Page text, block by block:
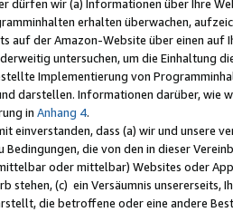
dürfen wir (a) Informationen über Ihre
erhalten überwachen,
auf der Amazon-Website über einen
untersuchen, um die Einhaltung
Implementierung von
darstellen. Informationen darüber, wie
in Anhang 4.
einverstanden, dass (a) wir und
Bedingungen, die von den in dieser
oder mittelbar) Websites oder
stehen, (c) ein Versäumnis unsererseits,
die betroffene oder eine andere